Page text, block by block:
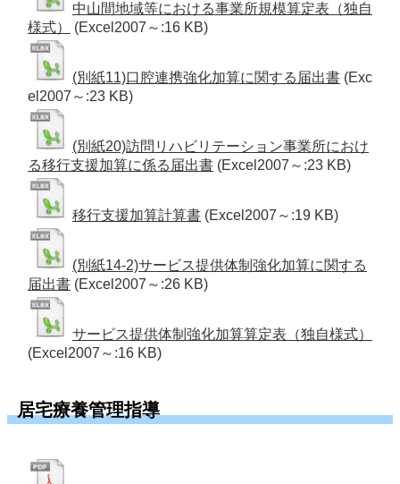
中山間地域等における事業所規模算定表（独自
様式）
(Excel2007～:16 KB)
(別紙11)口腔連携強化加算に関する届出書 (Exc
el2007～:23 KB)
(別紙20)訪問リハビリテーション事業所におけ
る移行支援加算に係る届出書 (Excel2007～:23 KB)
移行支援加算計算書 (Excel2007～:19 KB)
(別紙14-2)サービス提供体制強化加算に関する
届出書 (Excel2007～:26 KB)
サービス提供体制強化加算算定表（独自様式）
(Excel2007～:16 KB)
居宅療養管理指導